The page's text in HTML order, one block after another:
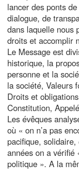
lancer des ponts
dialogue, de
dans laquelle nous
droits et accomplir
Le Message est
historique, la
personne et la
la société, Valeurs
Droits et
Constitution,
Les évêques
où « on n’a pas
pacifique,
années on a vérifié
politique ». A la